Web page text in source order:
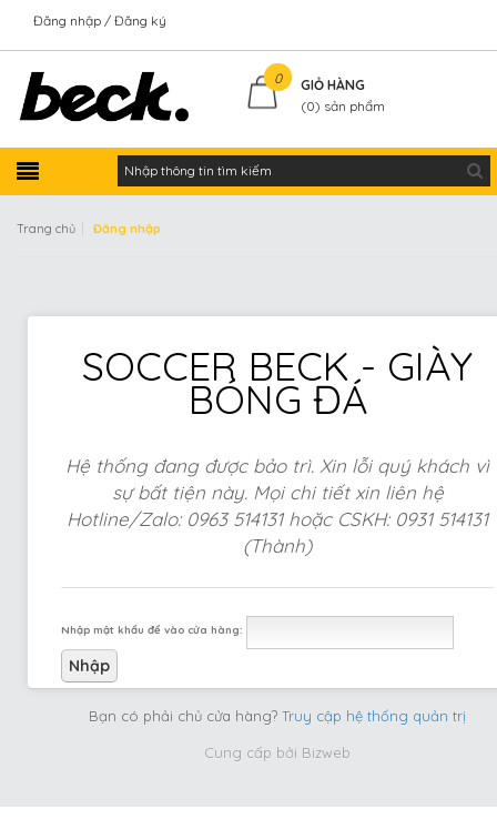
Đăng nhập Đăng ký
0
GIỎ HÀNG
(0) sản phẩm
Trang chủ Đăng nhập
SOCCER BECK - GIÀY
BÓNG ĐÁ
Hệ thống đang được bảo trì. Xin lỗi quý khách vì
sự bất tiện này. Mọi chi tiết xin liên hệ
Hotline/Zalo: 0963 514131 hoặc CSKH: 0931 514131
(Thành)
Nhập mật khẩu để vào cửa hàng:
Bạn có phải chủ cửa hàng? Truy cập hệ thống quản trị
Cung cấp bởi Bizweb